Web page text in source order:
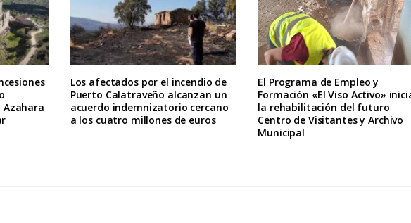
Azahara
Los afectados por el incendio de
Puerto Calatraveño alcanzan un
acuerdo indemnizatorio cercano
a los cuatro millones de euros
El Programa de Empleo y
Formación «El Viso Activo»
la rehabilitación del futuro
Centro de Visitantes y Archivo
Municipal